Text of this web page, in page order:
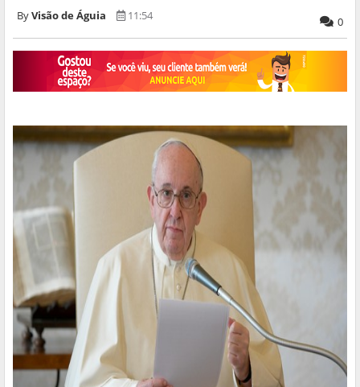
Visão de Águia 11:54 0